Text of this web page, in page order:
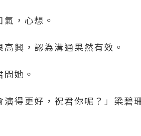
，心想。
興，認為溝通果然有效。
她。
演得更好，祝君你呢？」梁碧